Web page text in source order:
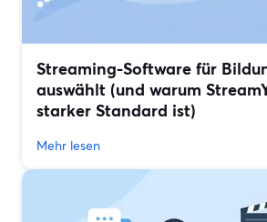
Streaming-Software für
auswählt (und warum
starker Standard ist)
Mehr lesen